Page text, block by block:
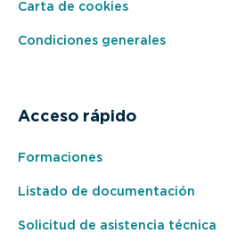
Carta de cookies
Condiciones generales
Acceso rápido
Formaciones
Listado de documentación
Solicitud de asistencia técnica